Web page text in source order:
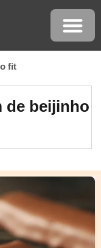
fit
de beijinho